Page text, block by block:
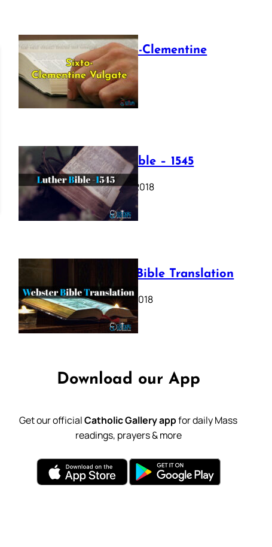
The Sixto-Clementine
Vulgate
July 12, 2025
Luther Bible – 1545
October 17, 2018
Webster Bible Translation
October 11, 2018
Download our App
Get our officialCatholic Gallery appfor daily Mass
readings, prayers & more